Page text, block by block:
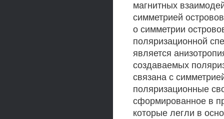
магнитных
симметрией
о симметрии
поляризационной
является
создаваемых
связана с
поляризационные
сформированное в
которые легли в